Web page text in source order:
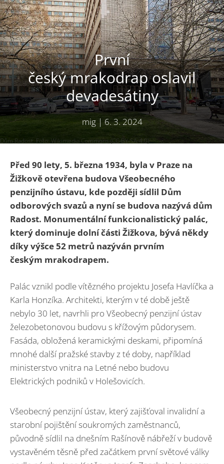
První
český mrakodrap oslavil
devadesátiny
mig|6. 3. 2024
Dům Radost. Foto: Wikimedia Commons (CC-BY-SA-4.0)
Před 90 lety, 5. března 1934, byla v Praze na
Žižkově otevřena budova Všeobecného
penzijního ústavu, kde později sídlil Dům
odborových svazů a nyní se budova nazývá dům
Radost. Monumentální funkcionalistický palác,
který dominuje dolní části Žižkova, bývá někdy
díky výšce 52 metrů nazýván prvním
českým mrakodrapem.
Palác vznikl podle vítězného projektu Josefa Havlíčka a
Karla Honzíka. Architekti, kterým v té době ještě
nebylo 30 let, navrhli pro Všeobecný penzijní ústav
železobetonovou budovu s křížovým půdorysem.
Fasáda, obložená keramickými deskami, připomíná
mnohé další pražské stavby z té doby, například
ministerstvo vnitra na Letné nebo budovu
Elektrických podniků v Holešovicích.
Všeobecný penzijní ústav, který zajišťoval invalidní a
starobní pojištění soukromých zaměstnanců,
původně sídlil na dnešním Rašínově nábřeží v budově
vystavěném těsně před začátkem první světové války